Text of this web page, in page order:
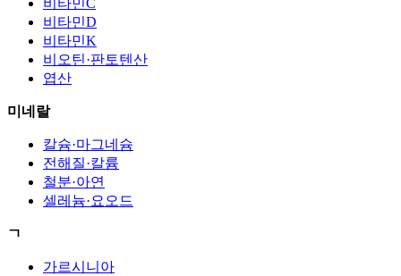
비타민D
비타민K
비오틴·판토텐산
엽산
미네랄
칼슘·마그네슘
전해질·칼륨
철분·아연
셀레늄·요오드
ㄱ
가르시니아